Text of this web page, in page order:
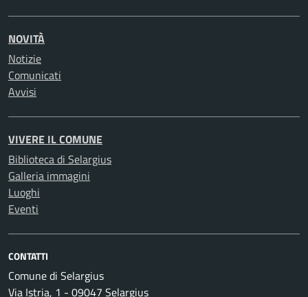
NOVITÀ
Notizie
Comunicati
Avvisi
VIVERE IL COMUNE
Biblioteca di Selargius
Galleria immagini
Luoghi
Eventi
CONTATTI
Comune di Selargius
Via Istria, 1 - 09047 Selargius